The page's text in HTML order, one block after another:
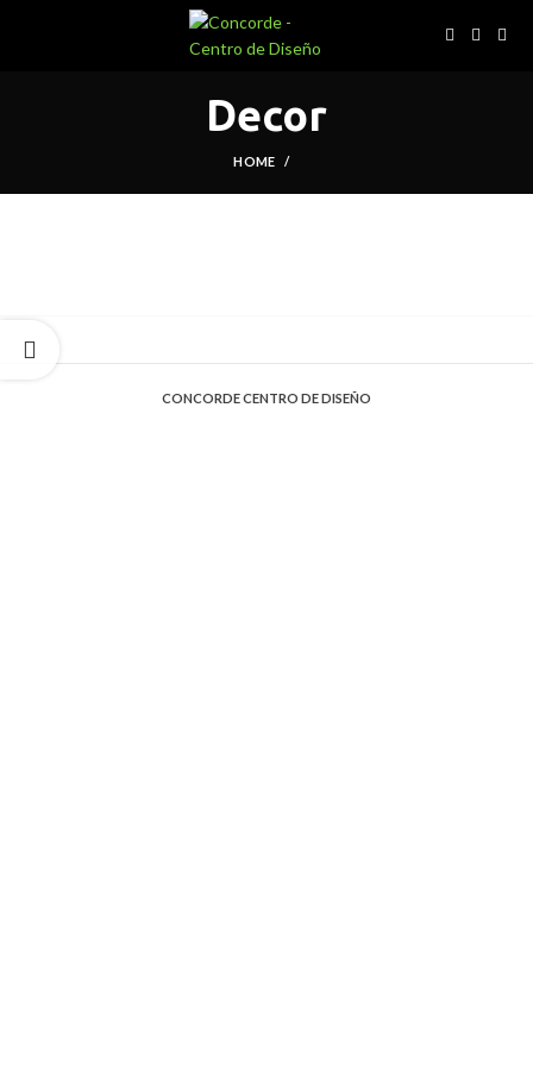
Decor
HOME
CONCORDE CENTRO DE DISEÑO